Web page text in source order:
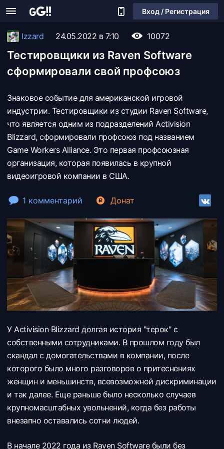
Вход / Регистрация
Izzard 24.05.2022 в 7:10 10072
Тестировщики из Raven Software
сформировали свой профсоюз
Знаковое событие для американской игровой
индустрии. Тестировщики из студии Raven Software,
что является одним из подразделений Activision
Blizzard, сформировали профсоюз под названием
Game Workers Alliance. Это первая профсоюзная
организация, которая появилась в крупной
видеоигровой компании в США.
1 комментарий Донат
У Activision Blizzard долгая история "терок" с
собственными сотрудниками. В прошлом году был
скандал с домогательствами в компании, после
которого было много разговоров о притеснениях
женщин и меньшинств, всевозможной дискриминации
и так далее. Еще раньше было несколько случаев
крупномасштабных увольнений, когда без работы
внезапно оставались сотни людей.
В начале 2022 года из Raven Software были без